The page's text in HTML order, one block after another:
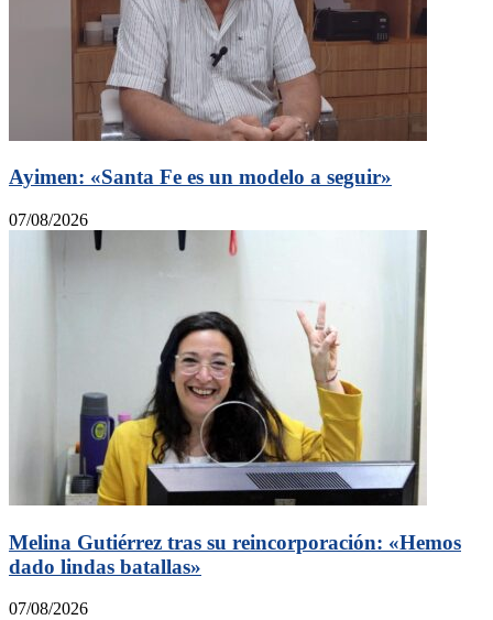
Ayimen: «Santa Fe es un modelo a seguir»
07/08/2026
Melina Gutiérrez tras su reincorporación: «Hemos
dado lindas batallas»
07/08/2026